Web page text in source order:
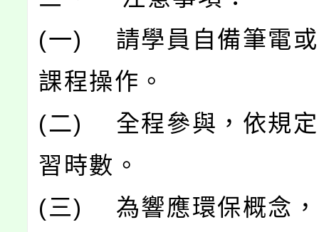
(一) 請學員自備筆電或
課程操作。
(二) 全程參與，依規定
習時數。
(三) 為響應環保概念，